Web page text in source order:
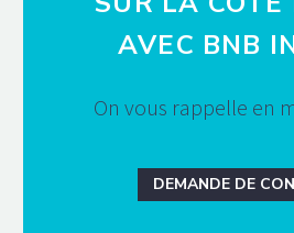
AVEC BNB
On vous rappelle en
DEMANDE DE